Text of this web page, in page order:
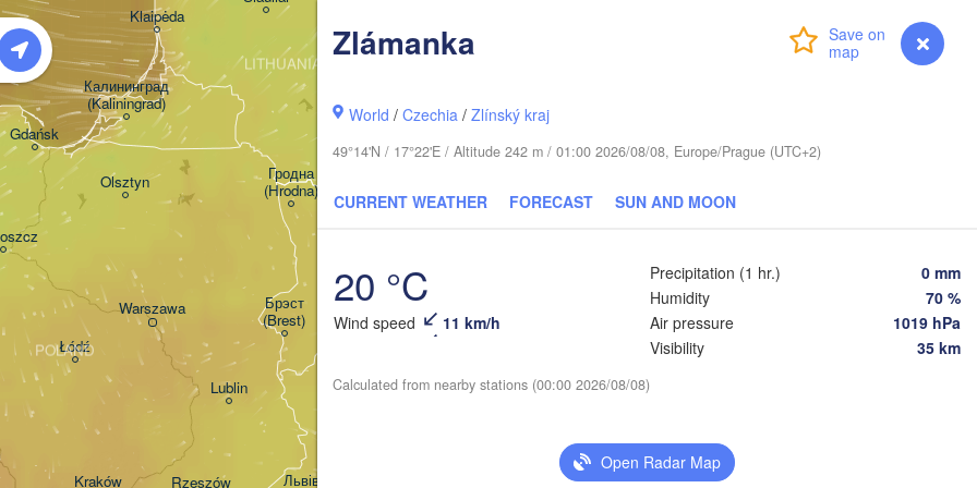
myVentusky Forecast
Zlámanka
World /Czechia /Zlínský kraj
49°14'N / 17°22'E / Altitude 242 m / 01:00 2026/08/08, Europe/Prague (UTC+2)
CURRENT WEATHER FORECAST SUN AND MOON
20 °C
Wind speed 11 km/h
Precipitation (1 hr.)
0 mm
Humidity
70 %
Air pressure
1019 hPa
Visibility
35 km
Calculated from nearby stations (00:00 2026/08/08)
Open Radar Map
Warszawa
Kraków
Łódź
Olsztyn
Rzeszów
Klaipėda
Gdańsk
Калининград
(Kaliningrad)
POLAND
(Kyiv)
Мінск
Львів
Гомель
(Homieĺ)
Vilnius
(Zhytomyr)
Чернігів
Пінск
(Pinsk)
Гродна
(Hrodna)
Магілёў
Lublin
Брэст
(Brest)
BELARUS
LITHUANIA
Курск
(Kursk)